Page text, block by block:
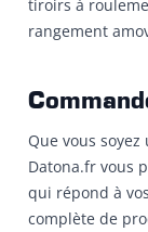
tiroirs à
rangement
Que vous
Datona.fr vous
qui répond à
complète de